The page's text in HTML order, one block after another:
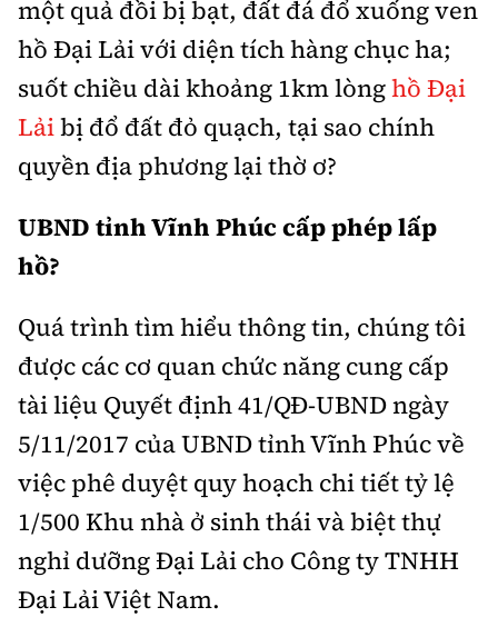
Nhà thầu
Mời thầu - Đấu thầu
Thi viết về GTVT
Gương sáng giao thông
Âm nhạc
Hậu trường sao
360 độ thể thao
Sản phẩm mới
Thế giới
Thời sự Quốc tế
Hồ sơ tài liệu
Thế giới giao thông
Thế giới xây dựng
Đi ++
Du lịch
Khám phá
Lối sống
Video
Khám phá
Câu chuyện giao thông
Giải trí - Thể thao
Cơ quan chủ quản: Bộ Xây dựng
Giấy phép số: 03/GP-BVHTTDL, cấp ngày 1/4/2025.
Tòa soạn: Số 2 Nguyễn Công Hoan, phường Giảng Võ,
Hà Nội.
Tổng biên tập: Nguyễn Thị Hồng Nga
Phó Tổng biên tập:
Nguyễn Sơn Tùng,
Nguyễn Đức Thắng, La Đức Hùng
một quả đồi bị bạt, đất đá đổ xuống ven
hồ Đại Lải với diện tích hàng chục ha;
suốt chiều dài khoảng 1km lònghồ Đại
Lảibị đổ đất đỏ quạch, tại sao chính
quyền địa phương lại thờ ơ?
UBND tỉnh Vĩnh Phúc cấp phép lấp
hồ?
Quá trình tìm hiểu thông tin, chúng tôi
được các cơ quan chức năng cung cấp
tài liệu Quyết định 41/QĐ-UBND ngày
5/11/2017 của UBND tỉnh Vĩnh Phúc về
việc phê duyệt quy hoạch chi tiết tỷ lệ
1/500 Khu nhà ở sinh thái và biệt thự
nghỉ dưỡng Đại Lải cho Công ty TNHH
Đại Lải Việt Nam.